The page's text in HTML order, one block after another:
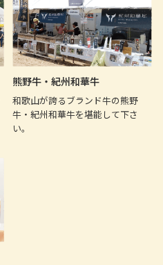
熊野牛・紀州和華牛
和歌山が誇るブランド牛の熊野
牛・紀州和華牛を堪能して下さ
い。